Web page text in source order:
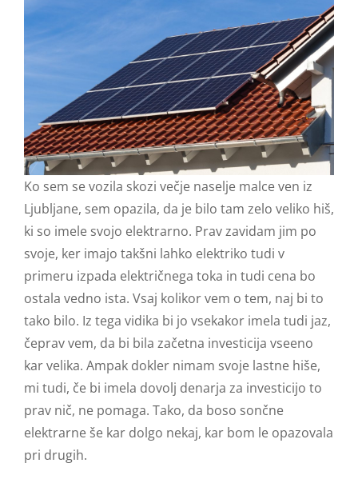
Ko sem se vozila skozi večje naselje malce ven iz
Ljubljane, sem opazila, da je bilo tam zelo veliko hiš,
ki so imele svojo elektrarno. Prav zavidam jim po
svoje, ker imajo takšni lahko elektriko tudi v
primeru izpada električnega toka in tudi cena bo
ostala vedno ista. Vsaj kolikor vem o tem, naj bi to
tako bilo. Iz tega vidika bi jo vsekakor imela tudi jaz,
čeprav vem, da bi bila začetna investicija vseeno
kar velika. Ampak dokler nimam svoje lastne hiše,
mi tudi, če bi imela dovolj denarja za investicijo to
prav nič, ne pomaga. Tako, da boso sončne
elektrarne še kar dolgo nekaj, kar bom le opazovala
pri drugih.